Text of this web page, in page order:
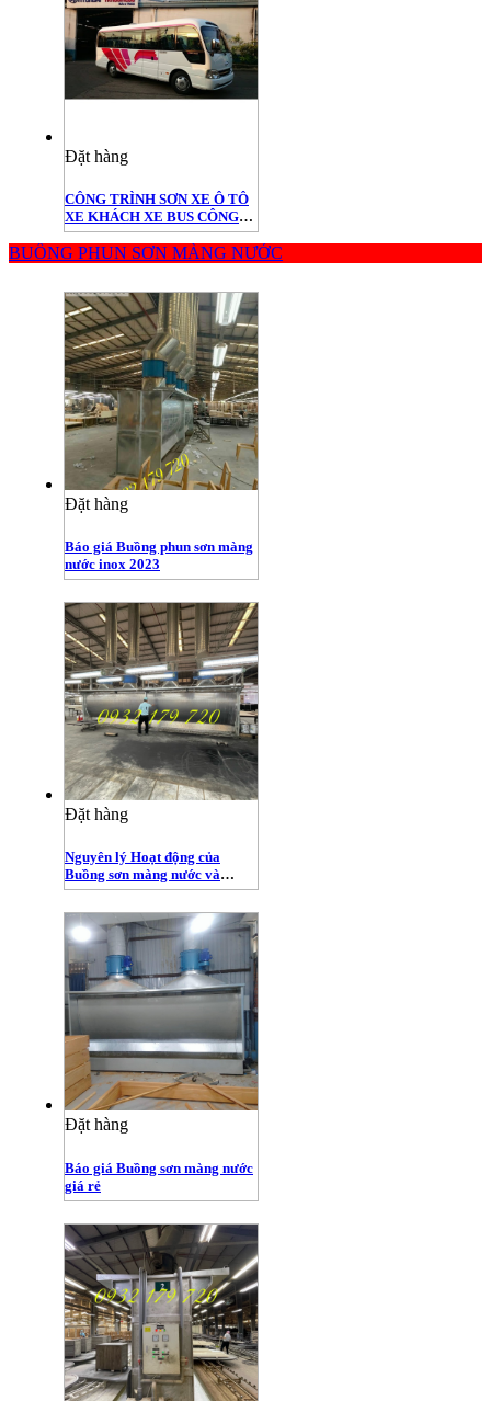
Đặt hàng
CÔNG TRÌNH SƠN XE Ô TÔ
XE KHÁCH XE BUS CÔNG
TRÌNH TRACOMECO -
HUYNDAI
BUỒNG PHUN SƠN MÀNG NƯỚC
Đặt hàng
Báo giá Buồng phun sơn màng
nước inox 2023
Đặt hàng
Nguyên lý Hoạt động của
Buồng sơn màng nước và
Buồng Phun sơn Khô
Đặt hàng
Báo giá Buồng sơn màng nước
giá rẻ